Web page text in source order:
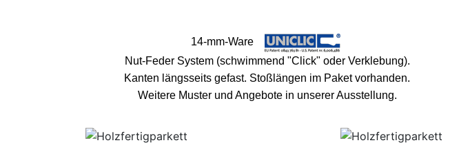
14-mm-Ware
Nut-Feder System (schwimmend "Click" oder Verklebung).
Kanten längsseits gefast. Stoßlängen im Paket vorhanden.
Weitere Muster und Angebote in unserer Ausstellung.